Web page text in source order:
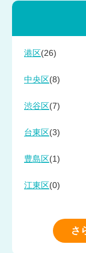
港区 (26)
中央区 (8)
渋谷区 (7)
台東区 (3)
豊島区 (1)
江東区 (0)
さ